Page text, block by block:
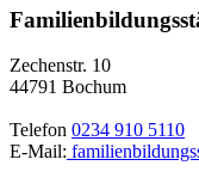
Zechenstr. 10
44791 Bochum
Telefon 0234 910 5110
E-Mail: